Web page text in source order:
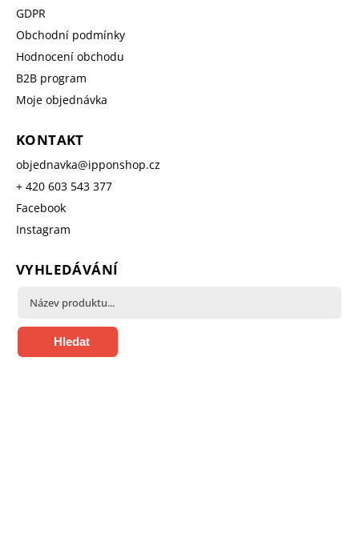
GDPR
Obchodní podmínky
Hodnocení obchodu
B2B program
Moje objednávka
KONTAKT
objednavka@ipponshop.cz
+ 420 603 543 377
Facebook
Instagram
VYHLEDÁVÁNÍ
Hledat